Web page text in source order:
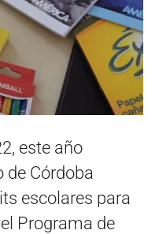
este año
de Córdoba
escolares para
Programa de